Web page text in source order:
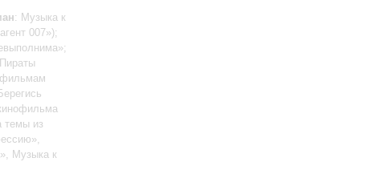
: Музыка к
007»);
темы из
Музыка к